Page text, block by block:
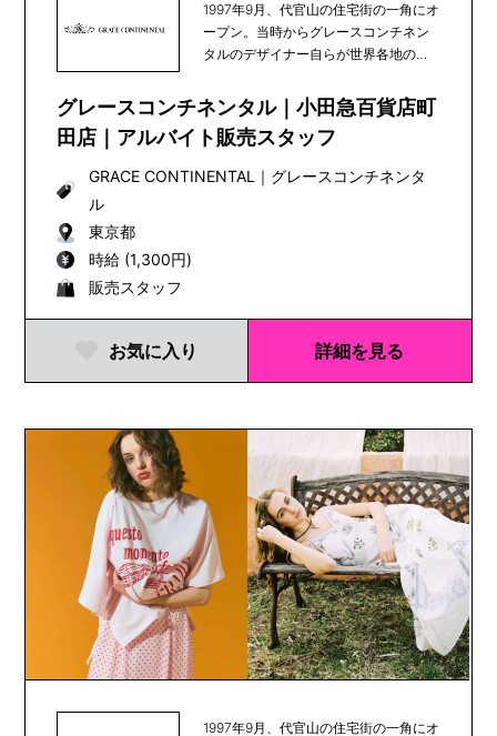
1997年9月、代官山の住宅街の一角にオ
ープン。当時からグレースコンチネン
タルのデザイナー自らが世界各地の素
グレースコンチネンタル｜小田急百貨店町
田店｜アルバイト販売スタッフ
GRACE CONTINENTAL ｜ グレースコンチネンタ
ル
東京都
時給 (1,300円)
販売スタッフ
お気に入り 詳細を見る
1997年9月、代官山の住宅街の一角にオ